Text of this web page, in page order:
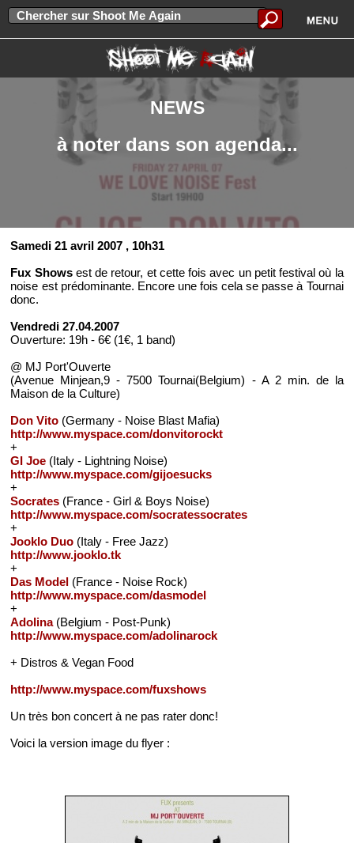
NEWS
à noter dans son agenda...
Samedi 21 avril 2007 , 10h31
Fux Showsest de retour, et cette fois avec un petit festival où la
noise est prédominante. Encore une fois cela se passe à Tournai
donc.
Vendredi 27.04.2007
Ouverture: 19h - 6€ (1€, 1 band)
@ MJ Port'Ouverte
(Avenue Minjean,9 - 7500 Tournai(Belgium) - A 2 min. de la
Maison de la Culture)
Don Vito (Germany - Noise Blast Mafia)
http://www.myspace.com/donvitorockt
+
GI Joe (Italy - Lightning Noise)
http://www.myspace.com/gijoesucks
+
Socrates (France - Girl & Boys Noise)
http://www.myspace.com/socratessocrates
+
Jooklo Duo (Italy - Free Jazz)
http://www.jooklo.tk
+
Das Model (France - Noise Rock)
http://www.myspace.com/dasmodel
+
Adolina(Belgium - Post-Punk)
http://www.myspace.com/adolinarock
+ Distros & Vegan Food
http://www.myspace.com/fuxshows
Un très bon concert à ne pas rater donc!
Voici la version image du flyer :